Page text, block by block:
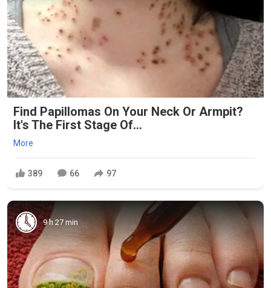
Find Papillomas On Your Neck Or Armpit?
It's The First Stage Of...
More
389 66 97
9 h 27 min